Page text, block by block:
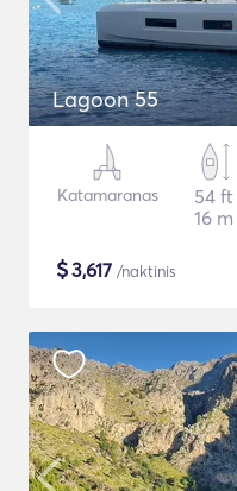
Lagoon 55
Katamaranas
54 ft
16 m
$3,617 /naktinis